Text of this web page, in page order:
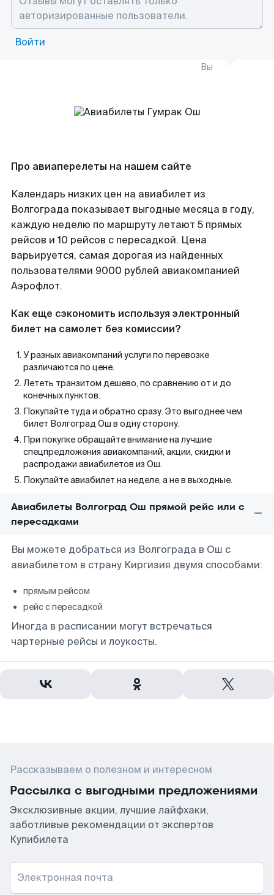
Войти
Вы
Про авиаперелеты на нашем сайте
Календарь низких цен на авиабилет из
Волгограда показывает выгодные месяца в году,
каждую неделю по маршруту летают 5 прямых
рейсов и 10 рейсов с пересадкой. Цена
варьируется, самая дорогая из найденных
пользователями 9000 рублей авиакомпанией
Аэрофлот.
Как еще сэкономить используя электронный
билет на самолет без комиссии?
У разных авиакомпаний услуги по перевозке
различаются по цене.
Лететь транзитом дешево, по сравнению от и до
конечных пунктов.
Покупайте туда и обратно сразу. Это выгоднее чем
билет Волгоград Ош в одну сторону.
При покупке обращайте внимание на лучшие
спецпредложения авиакомпаний, акции, скидки и
распродажи авиабилетов из Ош.
Покупайте авиабилет на неделе, а не в выходные.
Авиабилеты Волгоград Ош прямой рейс или с
пересадками
Вы можете добраться из Волгограда в Ош с
авиабилетом в страну Киргизия двумя способами:
прямым рейсом
рейс с пересадкой
Иногда в расписании могут встречаться
чартерные рейсы и лоукосты.
Рассказываем о полезном и интересном
Рассылка с выгодными предложениями
Эксклюзивные акции, лучшие лайфхаки,
заботливые рекомендации от экспертов
Купибилета
Электронная почта